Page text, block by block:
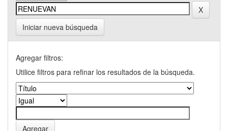
Iniciar nueva búsqueda
Agregar filtros:
Utilice filtros para refinar los resultados de la búsqueda.